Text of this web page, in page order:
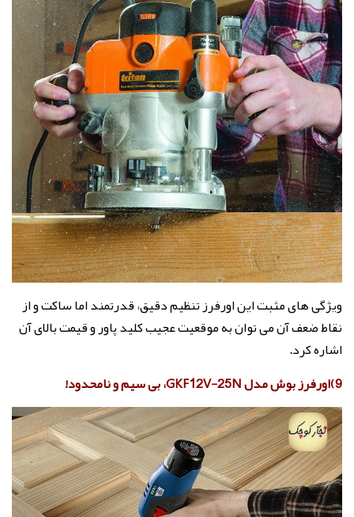
ویژگی های مثبت این اورفرز تنظیم دقیق، قدرتمند اما ساکت و از
نقاط ضعف آن می توان به موقعیت عجیب کلید پاور و قیمت بالای آن
اشاره کرد.
9)اورفرز بوش مدل GKF12V-25N، بی سیم و نامحدود!